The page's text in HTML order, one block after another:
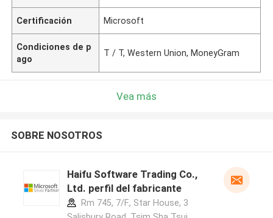
Certificación Microsoft
Condiciones de p
ago
T / T, Western Union, MoneyGram
Vea más
SOBRE NOSOTROS
Haifu Software Trading Co.,
Ltd. perfil del fabricante
Rm 745, 7/F., Star House, 3